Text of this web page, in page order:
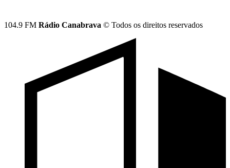
104.9 FM Rádio Canabrava © Todos os direitos reservados